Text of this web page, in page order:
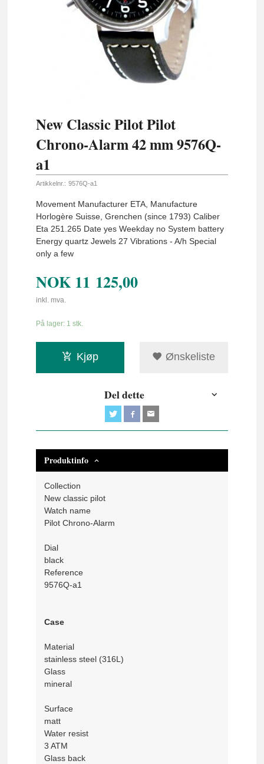
New Classic Pilot Pilot
Chrono-Alarm 42 mm 9576Q-
a1
Artikkelnr.: 9576Q-a1
Movement Manufacturer ETA, Manufacture
Horlogère Suisse, Grenchen (since 1793) Caliber
Eta 251.265 Date yes Weekday no System battery
Energy quartz Jewels 27 Vibrations - A/h Special
only a few
NOK 11 125,00
inkl. mva.
På lager: 1 stk.
Kjøp Ønskeliste
Del dette
Produktinfo
Collection
New classic pilot
Watch name
Pilot Chrono-Alarm
Dial
black
Reference
9576Q-a1
Case
Material
stainless steel (316L)
Glass
mineral
Surface
matt
Water resist
3 ATM
Glass back